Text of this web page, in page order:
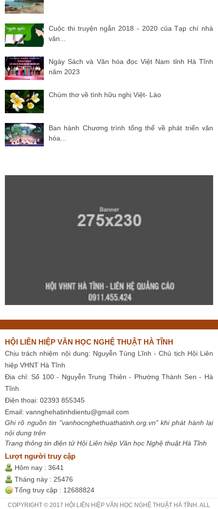
Cuộc thi truyện ngắn 2018 - 2020 của Tạp chí nhà
văn...
Ngày Sách và Văn hóa đọc Việt Nam tỉnh Hà Tĩnh
năm 2023
Chùm thơ về tình hữu nghị Việt- Lào
Ban hành Chương trình tổng thể về phát triển văn
hóa...
HỘI LIÊN HIỆP VĂN HỌC NGHỆ THUẬT HÀ TĨNH
Chịu trách nhiệm nội dung: Nguyễn Tùng Lĩnh - Chủ tịch Hội Liên
hiệp VHNT Hà Tĩnh
Địa chỉ: Số 100 - Nguyễn Trung Thiên - Phường Thành Sen - Hà
Tĩnh
Điện thoại: 02393 855345
Email: vannghehatinhdientu@gmail.com
Ghi rõ nguồn tin "vanhocnghethuathatinh.org.vn" khi phát hành lại
nội dung trên
Trang thông tin điện tử Hội Liên hiệp Văn học Nghệ thuật Hà Tĩnh
Lượt người truy cập
Hôm nay : 3641
Tháng này : 25476
Tổng truy cập : 12688824
COPYRIGHT © 2017 HỘI LIÊN HIỆP VĂN HỌC NGHỆ THUẬT HÀ TĨNH. ALL